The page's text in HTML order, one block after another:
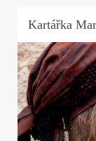
Kartářka